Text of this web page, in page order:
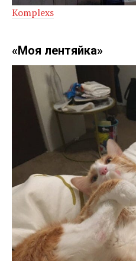
Komplexs
«Моя лентяйка»